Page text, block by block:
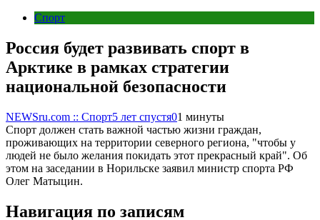
Спорт
Россия будет развивать спорт в
Арктике в рамках стратегии
национальной безопасности
NEWSru.com :: Спорт5 лет спустя01 минуты
Спорт должен стать важной частью жизни граждан,
проживающих на территории северного региона, "чтобы у
людей не было желания покидать этот прекрасный край". Об
этом на заседании в Норильске заявил министр спорта РФ
Олег Матыцин.
Навигация по записям